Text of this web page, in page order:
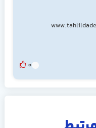
0